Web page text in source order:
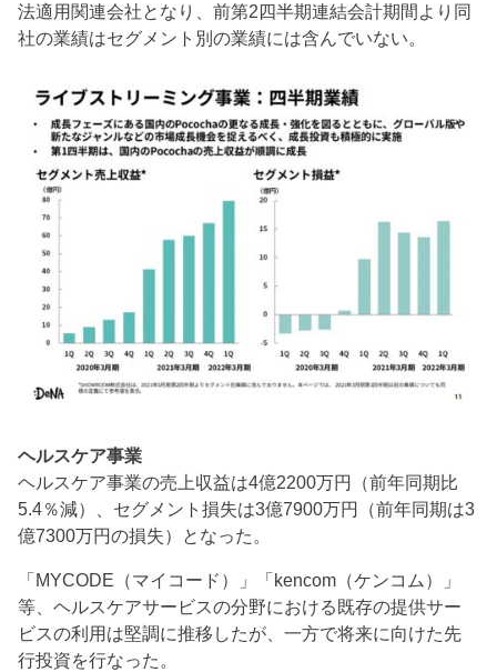
法適用関連会社となり、前第2四半期連結会計期間より同
社の業績はセグメント別の業績には含んでいない。
ヘルスケア事業
ヘルスケア事業の売上収益は4億2200万円（前年同期比
5.4％減）、セグメント損失は3億7900万円（前年同期は3
億7300万円の損失）となった。
「MYCODE（マイコード）」「kencom（ケンコム）」
等、ヘルスケアサービスの分野における既存の提供サー
ビスの利用は堅調に推移したが、一方で将来に向けた先
行投資を行なった。